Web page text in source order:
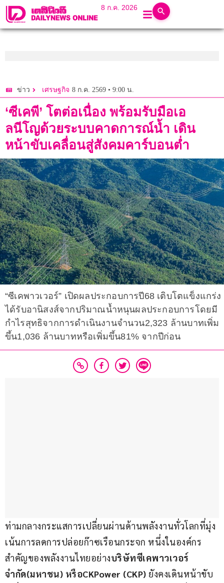
8 ก.ค. 2026
ข่าว เศรษฐกิจ 8 ก.ค. 2569 • 9:00 น.
‘ซีเคพี’ โตต่อเนื่อง พร้อมรับมือเอ
ลนีโญด้วยระบบคาดการณ์น้ำ เดิน
หน้าขับเคลื่อนสู่สังคมคาร์บอนต่ำ
“ซีเคพาวเวอร์” เปิดผลประกอบการปี68 เติบโตแข็งแกร่ง
ได้รับอานิสงส์จากปริมาณน้ำหนุนผลประกอบการโดยมี
กำไรสุทธิจากการดำเนินงานจำนวน2,323 ล้านบาทเพิ่ม
ขึ้น1,036 ล้านบาทหรือเพิ่มขึ้น81% จากปีก่อน
ท่ามกลางกระแสการเปลี่ยนผ่านด้านพลังงานทั่วโลกที่มุ่ง
เน้นการลดการปล่อยก๊าซเรือนกระจก หนึ่งในองค์กร
สำคัญของพลังงานไทยอย่างบริษัทซีเคพาวเวอร์
จำกัด(มหาชน) หรือCKPower (CKP) ยังคงเดินหน้าขับ